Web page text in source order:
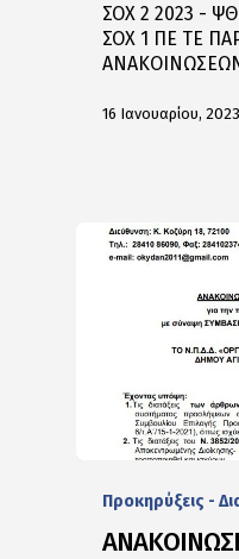
ΣΟΧ 2 2023 -
ΣΟΧ 1 ΠΕ ΤΕ
16 Ιανουαρίου, 2023
Προκηρύξεις -